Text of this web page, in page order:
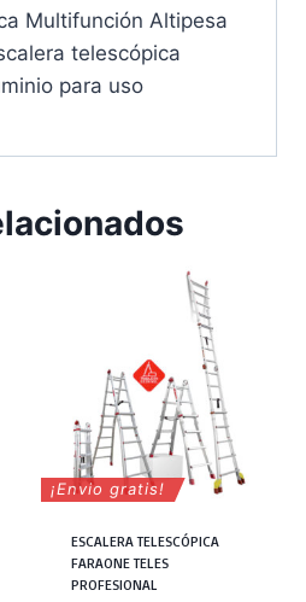
Multifunción Altipesa
telescópica
para uso
¡Envio gratis!
ESCALERA TELESCÓPICA
FARAONE TELES
PROFESIONAL